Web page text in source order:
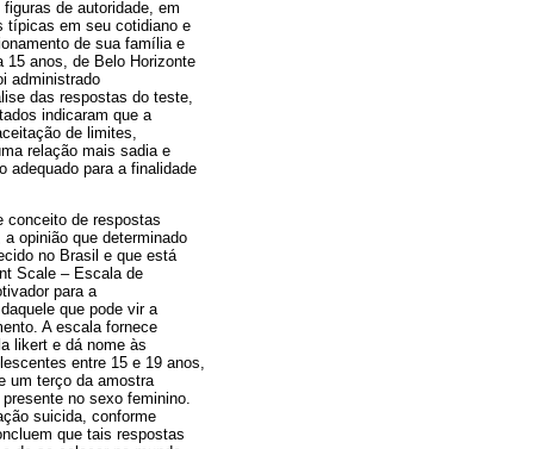
de autoridade, em
típicas em seu cotidiano e
de sua família e
15 anos, de Belo Horizonte
administrado
das respostas do teste,
indicaram que a
de limites,
relação mais sadia e
adequado para a finalidade
conceito de respostas
opinião que determinado
no Brasil e que está
Scale – Escala de
para a
que pode vir a
A escala fornece
likert e dá nome às
entre 15 e 19 anos,
um terço da amostra
no sexo feminino.
suicida, conforme
que tais respostas